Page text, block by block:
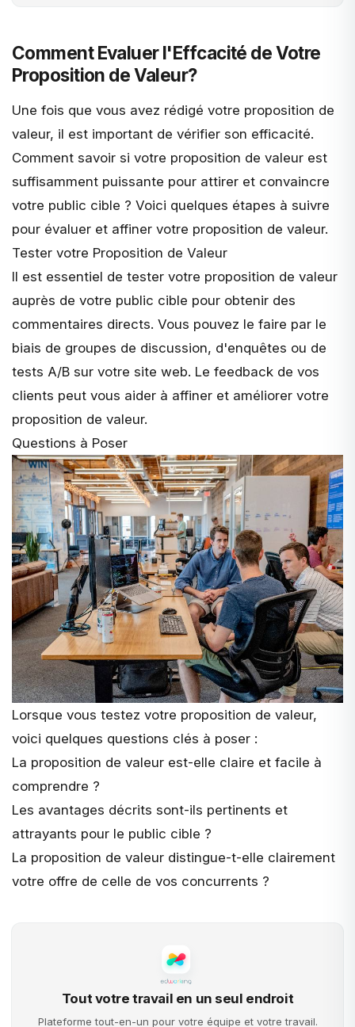
Comment Evaluer l'Effcacité de Votre
Proposition de Valeur?
Une fois que vous avez rédigé votre proposition de
valeur, il est important de vérifier son efficacité.
Comment savoir si votre proposition de valeur est
suffisamment puissante pour attirer et convaincre
votre public cible ? Voici quelques étapes à suivre
pour évaluer et affiner votre proposition de valeur.
Tester votre Proposition de Valeur
Il est essentiel de tester votre proposition de valeur
auprès de votre public cible pour obtenir des
commentaires directs. Vous pouvez le faire par le
biais de groupes de discussion, d'enquêtes ou de
tests A/B sur votre site web. Le feedback de vos
clients peut vous aider à affiner et améliorer votre
proposition de valeur.
Questions à Poser
Lorsque vous testez votre proposition de valeur,
voici quelques questions clés à poser :
La proposition de valeur est-elle claire et facile à
comprendre ?
Les avantages décrits sont-ils pertinents et
attrayants pour le public cible ?
La proposition de valeur distingue-t-elle clairement
votre offre de celle de vos concurrents ?
Tout votre travail en un seul endroit
Plateforme tout-en-un pour votre équipe et votre travail.